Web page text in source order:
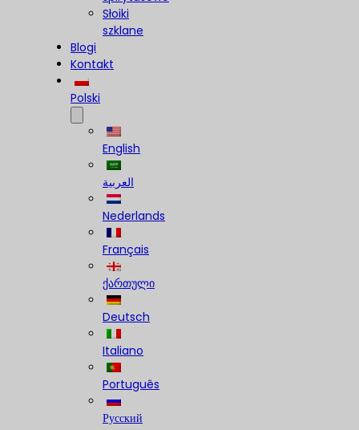
Słoiki
szklane
Blogi
Kontakt
Polski
English
العربية
Nederlands
Français
ქართული
Deutsch
Italiano
Português
Русский